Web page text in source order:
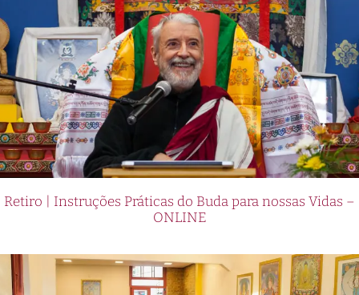
Retiro | Instruções Práticas do Buda para nossas Vidas –
ONLINE